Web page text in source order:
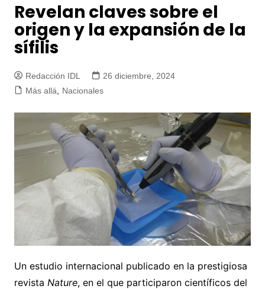
Revelan claves sobre el
origen y la expansión de la
sífilis
Redacción IDL
26 diciembre, 2024
Más allá, Nacionales
Un estudio internacional publicado en la prestigiosa
revista Nature, en el que participaron científicos del